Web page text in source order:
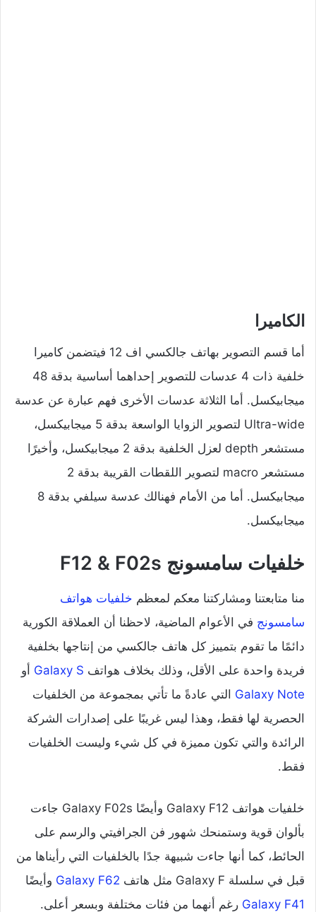
الكاميرا
أما قسم التصوير بهاتف جالكسي اف 12 فيتضمن كاميرا
خلفية ذات 4 عدسات للتصوير إحداهما أساسية بدقة 48
ميجابيكسل. أما الثلاثة عدسات الأخرى فهم عبارة عن عدسة
Ultra-wide لتصوير الزوايا الواسعة بدقة 5 ميجابيكسل،
مستشعر depth لعزل الخلفية بدقة 2 ميجابيكسل، وأخيرًا
مستشعر macro لتصوير اللقطات القريبة بدقة 2
ميجابيكسل. أما من الأمام فهنالك عدسة سيلفي بدقة 8
ميجابيكسل.
خلفيات سامسونج F12 & F02s
منا متابعتنا ومشاركتنا معكم لمعظم خلفيات هواتف
سامسونج في الأعوام الماضية، لاحظنا أن العملاقة الكورية
دائمًا ما تقوم بتمييز كل هاتف جالكسي من إنتاجها بخلفية
فريدة واحدة على الأقل، وذلك بخلاف هواتف Galaxy S أو
Galaxy Note التي عادةً ما تأتي بمجموعة من الخلفيات
الحصرية لها فقط، وهذا ليس غريبًا على إصدارات الشركة
الرائدة والتي تكون مميزة في كل شيء وليست الخلفيات
فقط.
خلفيات هواتف Galaxy F12 وأيضًا Galaxy F02s جاءت
بألوان قوية وستمنحك شهور فن الجرافيتي والرسم على
الحائط، كما أنها جاءت شبيهة جدًا بالخلفيات التي رأيناها من
قبل في سلسلة Galaxy F مثل هاتف
Galaxy F62 وأيضًا
Galaxy F41 رغم أنهما من فئات مختلفة وبسعر أعلى.